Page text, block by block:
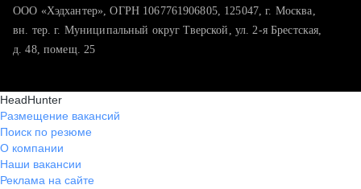
ООО «Хэдхантер», ОГРН 1067761906805, 125047, г. Москва,
вн. тер. г. Муниципальный округ Тверской, ул. 2-я Брестская,
д. 48, помещ. 25
HeadHunter
Размещение вакансий
Поиск по резюме
О компании
Наши вакансии
Реклама на сайте